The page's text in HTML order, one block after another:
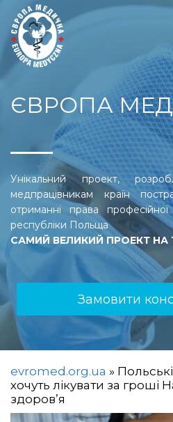
ЄВРОПА
Унікальний проект,
медпрацівникам країн
отриманні права професійної
республіки Польща
САМИЙ ВЕЛИКИЙ ПРОЕКТ НА
Замовити
evromed.org.ua »
хочуть лікувати за гроші
здоров’я